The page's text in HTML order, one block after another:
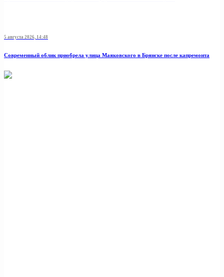
5 августа 2026, 14:48
Современный облик приобрела улица Маяковского в Брянске после капремонта